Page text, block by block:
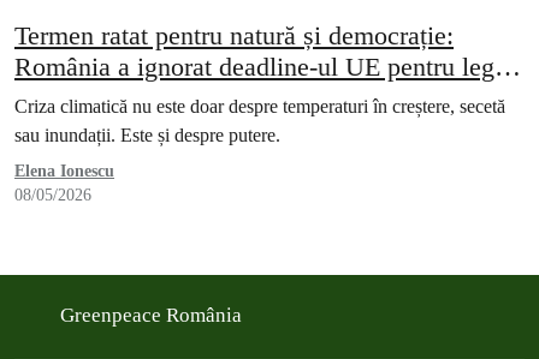
Termen ratat pentru natură și democrație:
România a ignorat deadline-ul UE pentru legea
anti-SLAPP
Criza climatică nu este doar despre temperaturi în creștere, secetă
sau inundații. Este și despre putere.
Elena Ionescu
08/05/2026
Greenpeace România